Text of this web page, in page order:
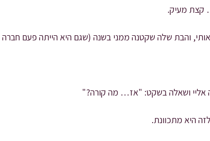
קצת מעיק.
והבת שלה שקטנה ממני בשנה (שגם היא הייתה פעם
אליי ושאלה בשקט: "אז… מה קורה?"
היא מתכוונת.